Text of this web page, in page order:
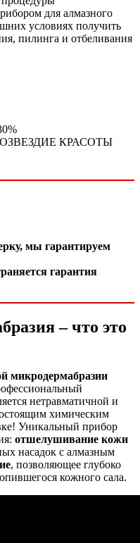
для алмазного
условиях получить
пилинга и отбеливания
СОЗВЕЗДИЕ КРАСОТЫ
мы гарантируем
гарантия
– что это
микродермабразии
нетравматичной и
химическим
Уникальный прибор
отшелушивание кожи
насадок с алмазным
, позволяющее глубоко
кожного сала.